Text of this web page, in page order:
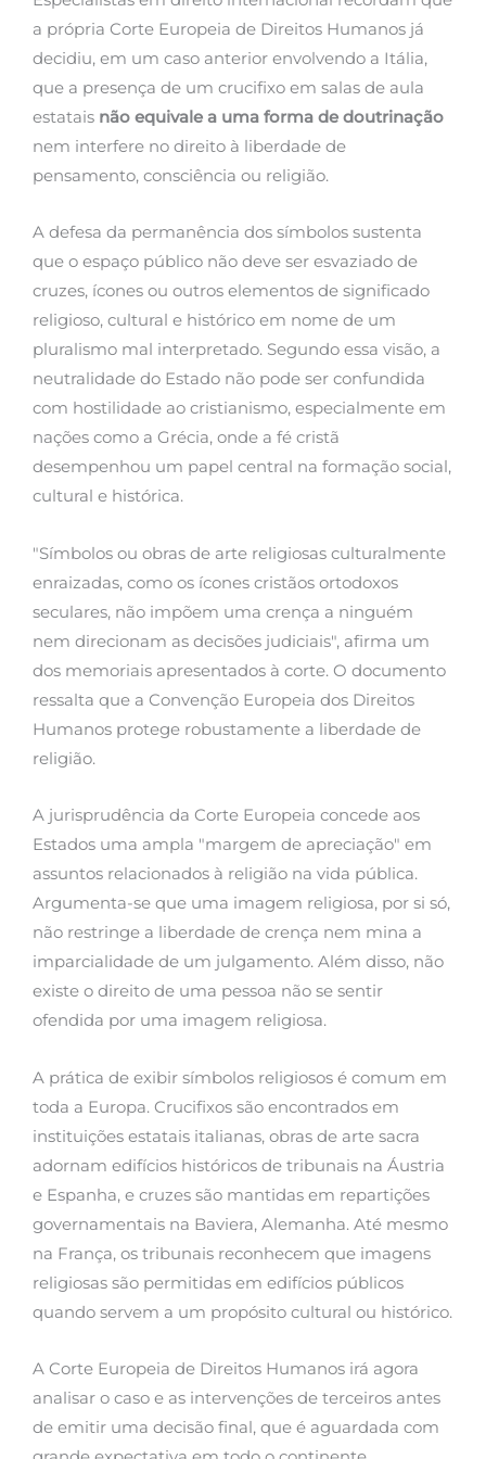
a própria Corte Europeia de Direitos Humanos já
decidiu, em um caso anterior envolvendo a Itália,
que a presença de um crucifixo em salas de aula
estatais não equivale a uma forma de doutrinação
nem interfere no direito à liberdade de
pensamento, consciência ou religião.
A defesa da permanência dos símbolos sustenta
que o espaço público não deve ser esvaziado de
cruzes, ícones ou outros elementos de significado
religioso, cultural e histórico em nome de um
pluralismo mal interpretado. Segundo essa visão, a
neutralidade do Estado não pode ser confundida
com hostilidade ao cristianismo, especialmente em
nações como a Grécia, onde a fé cristã
desempenhou um papel central na formação social,
cultural e histórica.
"Símbolos ou obras de arte religiosas culturalmente
enraizadas, como os ícones cristãos ortodoxos
seculares, não impõem uma crença a ninguém
nem direcionam as decisões judiciais", afirma um
dos memoriais apresentados à corte. O documento
ressalta que a Convenção Europeia dos Direitos
Humanos protege robustamente a liberdade de
religião.
A jurisprudência da Corte Europeia concede aos
Estados uma ampla "margem de apreciação" em
assuntos relacionados à religião na vida pública.
Argumenta-se que uma imagem religiosa, por si só,
não restringe a liberdade de crença nem mina a
imparcialidade de um julgamento. Além disso, não
existe o direito de uma pessoa não se sentir
ofendida por uma imagem religiosa.
A prática de exibir símbolos religiosos é comum em
toda a Europa. Crucifixos são encontrados em
instituições estatais italianas, obras de arte sacra
adornam edifícios históricos de tribunais na Áustria
e Espanha, e cruzes são mantidas em repartições
governamentais na Baviera, Alemanha. Até mesmo
na França, os tribunais reconhecem que imagens
religiosas são permitidas em edifícios públicos
quando servem a um propósito cultural ou histórico.
A Corte Europeia de Direitos Humanos irá agora
analisar o caso e as intervenções de terceiros antes
de emitir uma decisão final, que é aguardada com